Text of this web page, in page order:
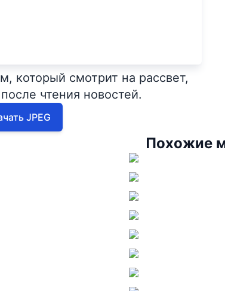
который смотрит на рассвет,
чтения новостей.
JPEG
Похожие